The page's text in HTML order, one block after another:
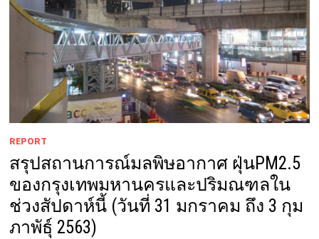
REPORT
สรุปสถานการณ์มลพิษอากาศ ฝุ่นPM2.5
ของกรุงเทพมหานครและปริมณฑลใน
ช่วงสัปดาห์นี้ (วันที่ 31 มกราคม ถึง 3 กุม
ภาพัธ์ุ 2563)